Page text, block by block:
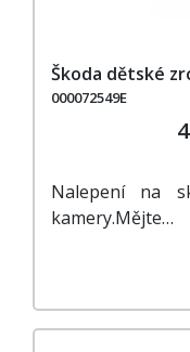
Škoda dětské
000072549E
Nalepení na
kamery.Mějte…